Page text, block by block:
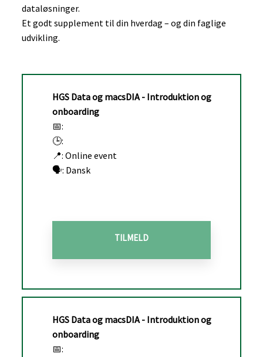
dataløsninger.
Et godt supplement til din hverdag – og din faglige
udvikling.
HGS Data og macsDIA- Introduktion og
onboarding
📅:
🕒:
📍: Online event
🗣️: Dansk
TILMELD
HGS Data og macsDIA- Introduktion og
onboarding
📅: